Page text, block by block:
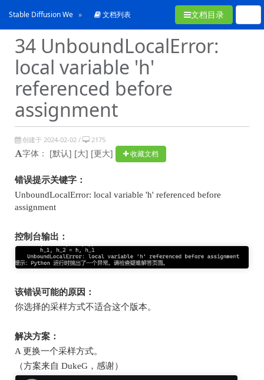
Stable Diffusion WebUI常见问题合集
文档列表 文档目录
34 UnboundLocalError:
local variable 'h'
referenced before
assignment
创建于 2024-02-02 / 2175
字体： [默认] [大] [更大] 收藏文档
错误提示关键字：
UnboundLocalError: local variable 'h' referenced before
assignment
控制台输出：
该错误可能的原因：
你选择的采样方式不适合这个版本。
解决方案：
A 更换一个采样方式。
（方案来自 DukeG ，感谢）